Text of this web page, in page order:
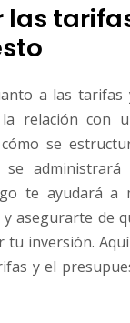
las
a las
relación con
cómo se
se
te ayudará a
asegurarte de
tu inversión.
y el